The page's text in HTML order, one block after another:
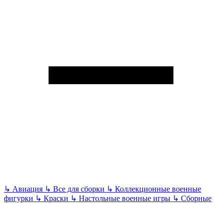
↳ Авиация ↳ Все для сборки ↳ Коллекционные военные
фигурки ↳ Краски ↳ Настольные военные игры ↳ Сборные